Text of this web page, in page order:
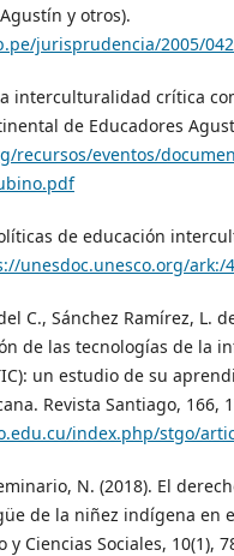
y otros).
jurisprudencia/2005/
interculturalidad crítica
de Educadores
recursos/eventos/
de educación
unesdoc.unesco.org/ark:/
C., Sánchez Ramírez, L.
de las tecnologías de la
un estudio de su
Revista Santiago, 166,
index.php/stgo/
N. (2018). El
de la niñez indígena en
y Ciencias Sociales, 10(1),